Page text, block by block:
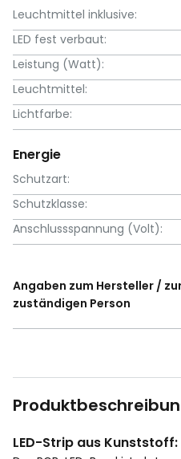
Leuchtmittel inklusive:
LED fest verbaut:
Leistung (Watt):
Leuchtmittel:
Lichtfarbe:
Energie
Schutzart:
Schutzklasse:
Anschlussspannung (Volt):
Angaben zum Hersteller /
zuständigen Person
LED-Strip aus